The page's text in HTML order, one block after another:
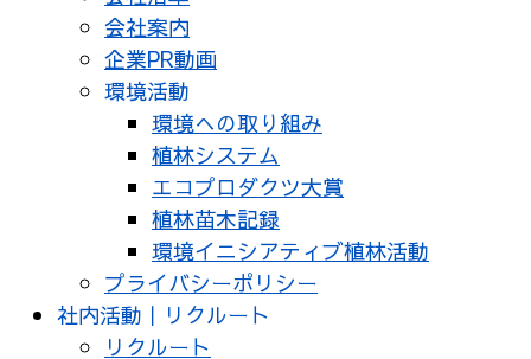
会社案内
企業PR動画
環境活動
環境への取り組み
植林システム
エコプロダクツ大賞
植林苗木記録
環境イニシアティブ植林活動
プライバシーポリシー
社内活動｜リクルート
リクルート